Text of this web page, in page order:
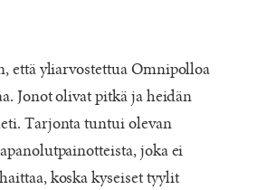
että yliarvostettua Omnipolloa
Jonot olivat pitkä ja heidän
Tarjonta tuntui olevan
joka ei
koska kyseiset tyylit